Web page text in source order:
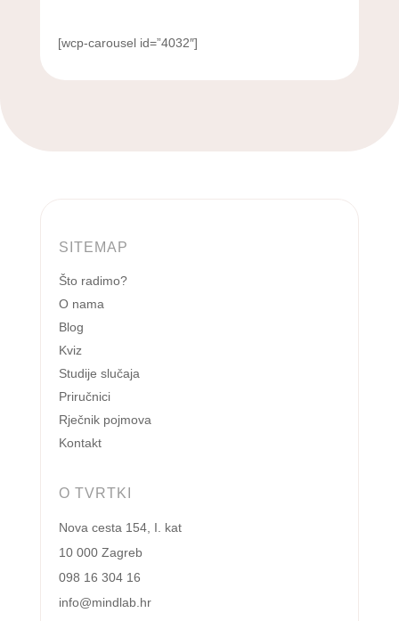
[wcp-carousel id=”4032″]
SITEMAP
Što radimo?
O nama
Blog
Kviz
Studije slučaja
Priručnici
Rječnik pojmova
Kontakt
O TVRTKI
Nova cesta 154, I. kat
10 000 Zagreb
098 16 304 16
info@mindlab.hr